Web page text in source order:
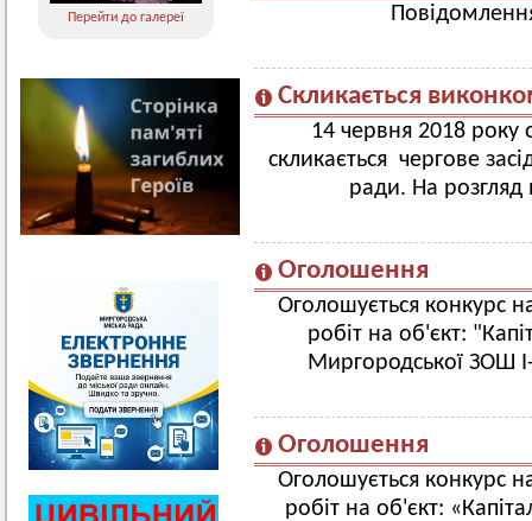
Перейти до галереї
Скликається
14 червня 2018 року
скликається чергове
ради. На розгляд
Оголошення
Оголошується конкурс
робіт на об'єкт:
Миргородської ЗОШ
Оголошення
Оголошується конкурс
робіт на об'єкт: